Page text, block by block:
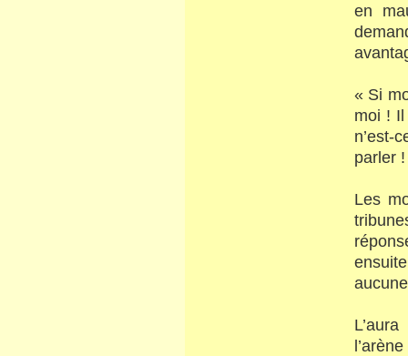
en
« Si
moi !
n’est-
parler
Les